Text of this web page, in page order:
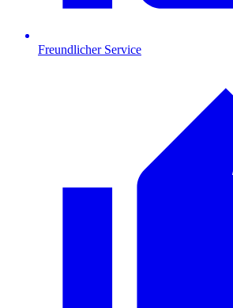
Freundlicher Service